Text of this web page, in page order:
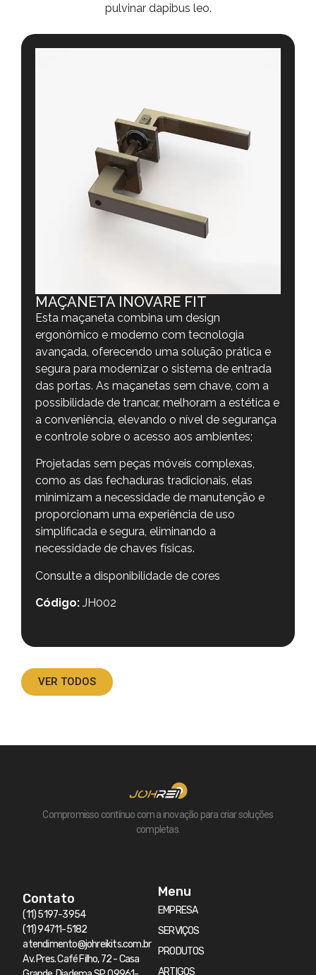
pulvinar dapibus leo.
MAÇANETA INOVARE FIT
Esta maçaneta combina um design
ergonômico e moderno com tecnologia
avançada, oferecendo uma solução prática e
segura para modernizar o sistema de entrada
das portas. As maçanetas sem chave, com a
possibilidade de trancar, melhoram a estética e
a conveniência, elevando o nível de segurança
e controle sobre o acesso aos ambientes;
Projetadas sem peças móveis complexas,
como as das fechaduras tradicionais, elas
minimizam a necessidade de manutenção e
proporcionam uma experiência de uso
simplificada e segura, eliminando a
necessidade de chaves físicas.
Consulte a disponibilidade de cores
Código: JH002
VER TODOS
Compromisso contínuo com a inovação para criar soluções
completas.
Contato
(11) 5197-3954
(11) 94711-5182
atendimento@johreikits.com.br
Av. Pres. Café Filho, 72 - Casa
Menu
EMPRESA
SERVIÇOS
PRODUTOS
ARTIGOS